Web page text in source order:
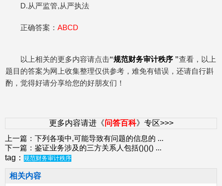
D.从严监管,从严执法
正确答案： ABCD
以上相关的更多内容请点击“规范财务审计秩序 ”查看，以上
题目的答案为网上收集整理仅供参考，难免有错误，还请自行斟
酌，觉得好请分享给您的好朋友们！
更多内容请进《问答百科》专区>>>
上一篇： 下列各项中,可能导致有问题的信息的 ...
下一篇： 鉴证业务涉及的三方关系人包括()()() ...
tag： 规范财务审计秩序
相关内容